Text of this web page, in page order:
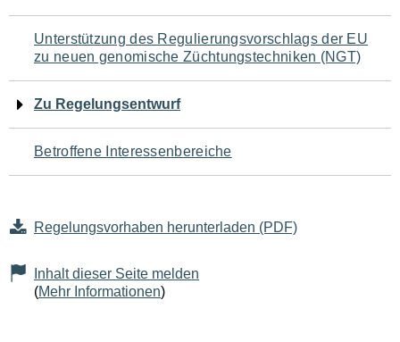
Navigation
für
den
Seiteninhalt
Unterstützung des Regulierungsvorschlags der EU
zu neuen genomische Züchtungstechniken (NGT)
Zu Regelungsentwurf
Betroffene Interessenbereiche
Regelungsvorhaben herunterladen (PDF)
Inhalt dieser Seite melden
(Mehr Informationen)